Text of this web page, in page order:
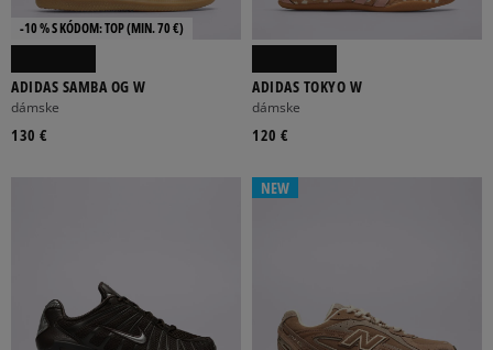
-10 % S KÓDOM: TOP (MIN. 70 €)
ADIDAS SAMBA OG W
dámske
130 €
ADIDAS TOKYO W
dámske
120 €
NEW